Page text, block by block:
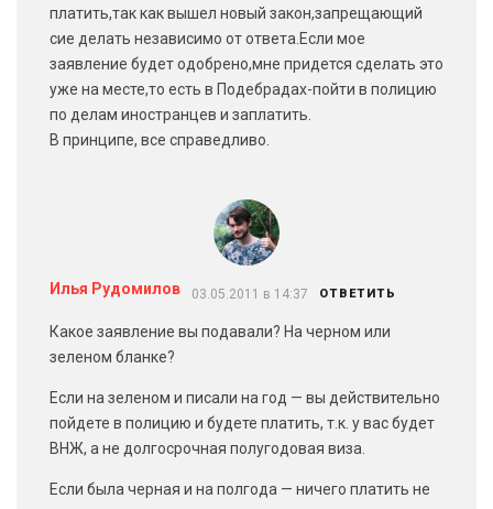
платить,так как вышел новый закон,запрещающий
сие делать независимо от ответа.Если мое
заявление будет одобрено,мне придется сделать это
уже на месте,то есть в Подебрадах-пойти в полицию
по делам иностранцев и заплатить.
В принципе, все справедливо.
Илья Рудомилов 03.05.2011 в 14:37 ОТВЕТИТЬ
Какое заявление вы подавали? На черном или
зеленом бланке?
Если на зеленом и писали на год — вы действительно
пойдете в полицию и будете платить, т.к. у вас будет
ВНЖ, а не долгосрочная полугодовая виза.
Если была черная и на полгода — ничего платить не